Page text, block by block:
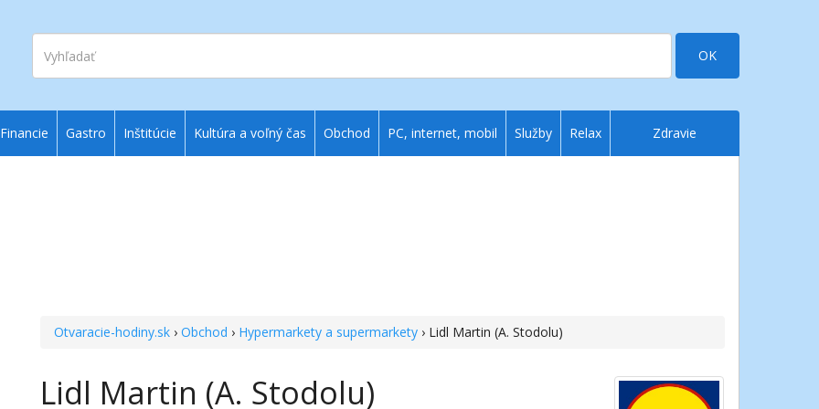
Vyhľadať
OK
Otvaracie-hodiny.sk ›Obchod › Hypermarkety a supermarkety › Lidl Martin (A. Stodolu)
Lidl Martin (A. Stodolu)
Financie Gastro Inštitúcie Kultúra a voľný čas Obchod PC, internet, mobil Služby Relax Zdravie